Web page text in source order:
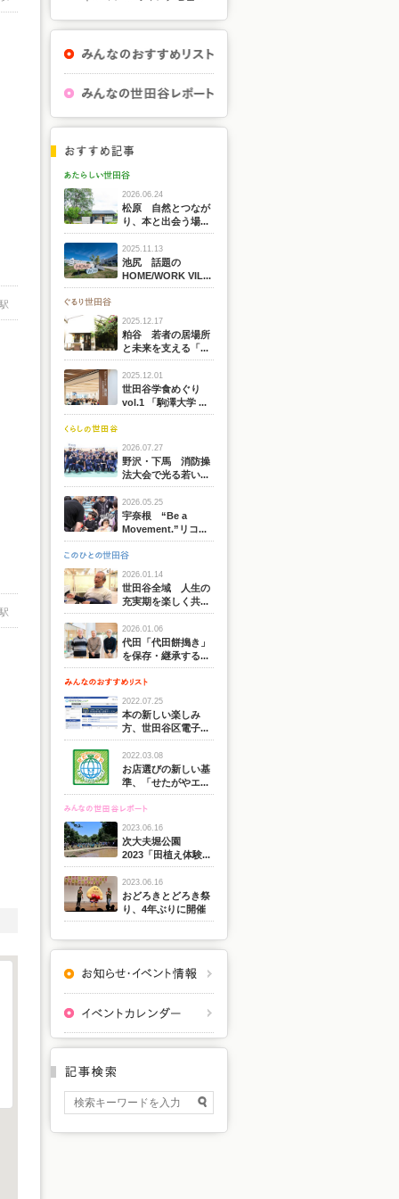
2026.06.24
松原 自然とつなが
り、本と出会う場...
2025.11.13
池尻 話題の
HOME/WORK VIL...
2025.12.17
粕谷 若者の居場所
と未来を支える「...
2025.12.01
世田谷学食めぐり
vol.1 「駒澤大学 ...
2026.07.27
野沢・下馬 消防操
法大会で光る若い...
2026.05.25
宇奈根 “Be a
Movement.”リコ...
2026.01.14
世田谷全域 人生の
充実期を楽しく共...
2026.01.06
代田「代田餅搗き」
を保存・継承する...
2022.07.25
本の新しい楽しみ
方、世田谷区電子...
2022.03.08
お店選びの新しい基
準、「せたがやエ...
2023.06.16
次大夫堀公園
2023「田植え体験...
2023.06.16
おどろきとどろき祭
り、4年ぶりに開催